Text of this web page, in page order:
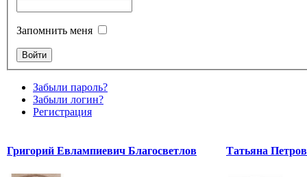
Запомнить меня
Забыли пароль?
Забыли логин?
Регистрация
Григорий Евлампиевич Благосветлов Татьяна